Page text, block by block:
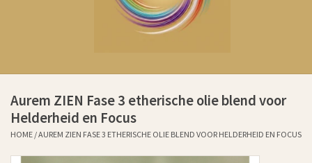
Ervaringen klanten sinds 2011
Aurem ZIEN Fase 3 etherische olie blend voor
Helderheid en Focus
HOME /AUREM ZIEN FASE 3 ETHERISCHE OLIE BLEND VOOR HELDERHEID EN FOCUS